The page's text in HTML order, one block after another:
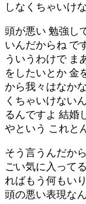
しなくちゃいけ
頭が悪い 勉強し
いんだからね で
ういうわけで ま
をしたいとか 金
から我々はなか
くちゃいけない
るんですよ 結婚
やという これと
そう言うんだか
ごい気に入って
ればもう何もい
頭の悪い表現な